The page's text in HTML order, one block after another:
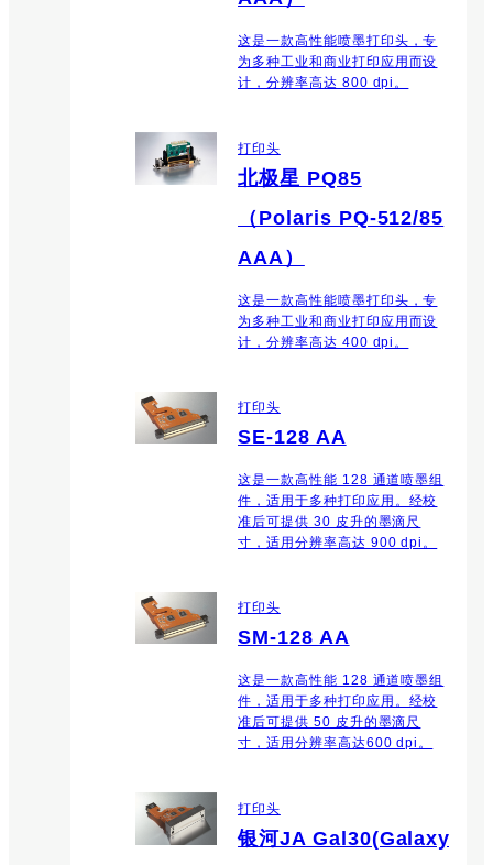
这是一款高性能喷墨打印头，专
为多种工业和商业打印应用而设
计，分辨率高达 800 dpi。
打印头
北极星 PQ85
（Polaris PQ-512/85
AAA）
这是一款高性能喷墨打印头，专
为多种工业和商业打印应用而设
计，分辨率高达 400 dpi。
打印头
SE-128 AA
这是一款高性能 128 通道喷墨组
件，适用于多种打印应用。经校
准后可提供 30 皮升的墨滴尺
寸，适用分辨率高达 900 dpi。
打印头
SM-128 AA
这是一款高性能 128 通道喷墨组
件，适用于多种打印应用。经校
准后可提供 50 皮升的墨滴尺
寸，适用分辨率高达600 dpi。
打印头
银河JA Gal30(Galaxy